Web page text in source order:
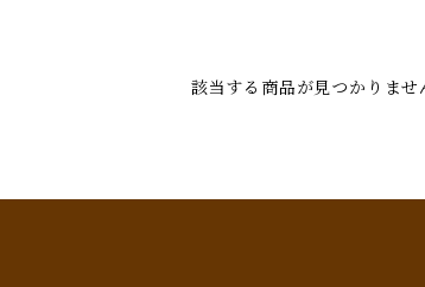
該当する商品が見つかりませ